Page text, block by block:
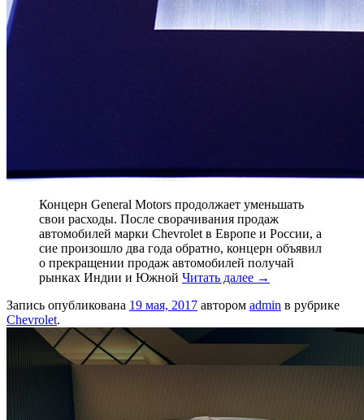
Концерн General Motors продолжает уменьшать
свои расходы. После сворачивания продаж
автомобилей марки Chevrolet в Европе и России, а
сие произошло два года обратно, концерн объявил
о прекращении продаж автомобилей получай
рынках Индии и Южной Читать далее →
Запись опубликована 19 мая, 2017 автором admin в рубрике
Chevrolet.